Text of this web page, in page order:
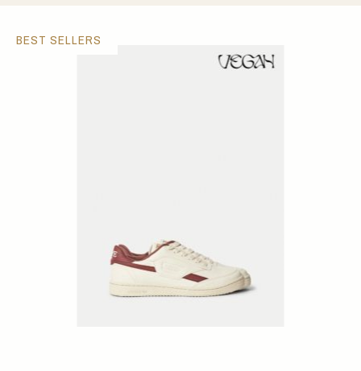
BEST SELLERS